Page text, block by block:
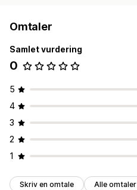
Omtaler
Samlet vurdering
0
5
4
3
2
1
Skriv en omtale Alle omtaler